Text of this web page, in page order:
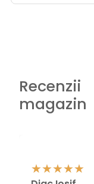
Recenzii
magazin